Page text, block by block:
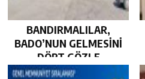
BANDIRMALILAR,
BADO’NUN GELMESİNİ
DÖRT GÖZLE
BEKLİYOR…